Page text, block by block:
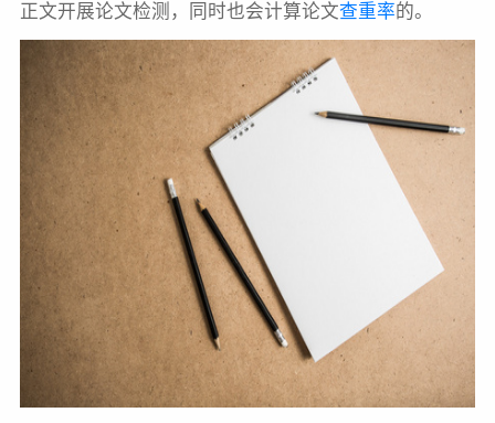
正文开展论文检测，同时也会计算论文查重率的。